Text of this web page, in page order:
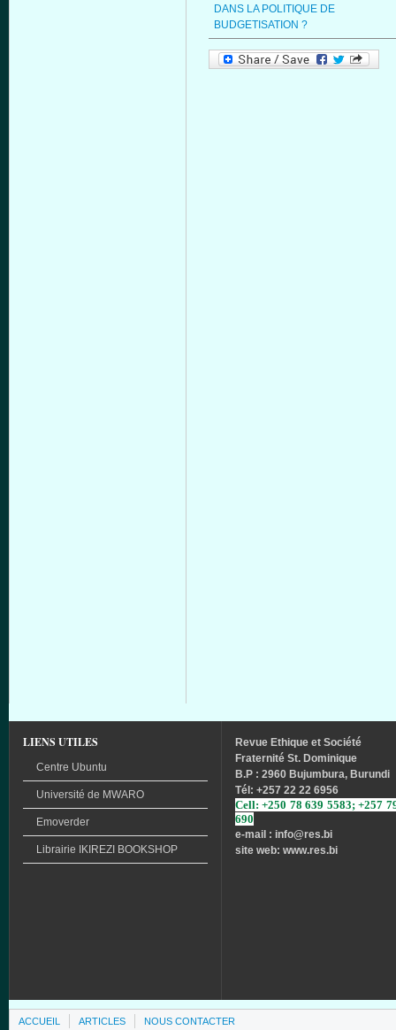
DANS LA POLITIQUE DE
BUDGETISATION ?
LIENS UTILES
Centre Ubuntu
Université de MWARO
Emoverder
Librairie IKIREZI BOOKSHOP
Revue Ethique et Société
Fraternité St. Dominique
B.P : 2960 Bujumbura, Burundi
Tél : +257 22 22 6956
Cell: +250 78 639 5583; +257
690
e-mail : info@res.bi
site web: www.res.bi
ACCUEIL ARTICLES NOUS CONTACTER